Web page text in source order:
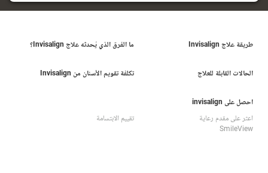
طريقة علاج Invisalign ما الفرق الذي يُحدثه علاج Invisalign؟
الحالات القابلة للعلاج تكلفة تقويم الأسنان من Invisalign
احصل على invisalign
اعثر على مقدم رعاية
تقييم الابتسامة
SmileView